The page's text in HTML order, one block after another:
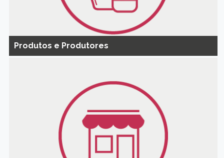
Produtos e Produtores